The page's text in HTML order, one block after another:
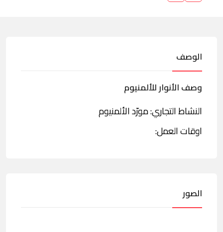
الوصف
وصف الأنوار للألمنيوم
النشاط التجاري: مورّد الألمنيوم
اوقات العمل:
الصور